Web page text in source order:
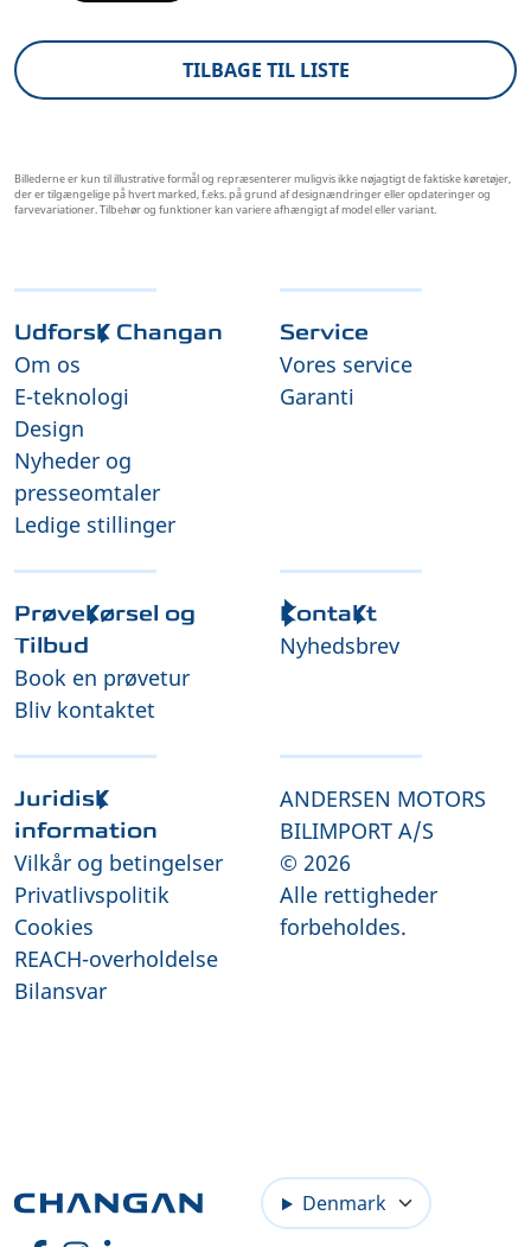
TILBAGE TIL LISTE
Billederne er kun til illustrative formål og repræsenterer muligvis ikke nøjagtigt de faktiske køretøjer,
der er tilgængelige på hvert marked, f.eks. på grund af designændringer eller opdateringer og
farvevariationer. Tilbehør og funktioner kan variere afhængigt af model eller variant.
Udforsk Changan
Om os
E-teknologi
Design
Nyheder og
presseomtaler
Ledige stillinger
Service
Vores service
Garanti
Prøvekørsel og
Tilbud
Book en prøvetur
Bliv kontaktet
Kontakt
Nyhedsbrev
Juridisk
information
Vilkår og betingelser
Privatlivspolitik
Cookies
REACH-overholdelse
Bilansvar
ANDERSEN MOTORS
BILIMPORT A/S
© 2026
Alle rettigheder
forbeholdes.
Denmark